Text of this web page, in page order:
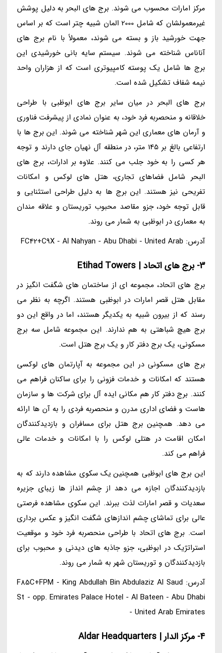
مرکز امارات محسوب می شوند. برج های البحر به دلیل پوشش
غیرمعمولشان که شامل 2000 المان شبیه چتر است که بر اساس
جهت خورشید باز و بسته می شوند، معمولاً با نام برج های
آناناس شناخته می شوند. سیستم سایه بانی خورشیدی این
برج ها شامل یک پوسته کامپیوتری است که از هزاران واحد
نیمه شفاف تشکیل شده است.
برج های البحر در میان سایر برج های ابوظبی با طراحی
خلاقانه و منحصربه فرد خود، به عنوان نمادی از پیشرفت فناوری
و آرمان های معماری این شهر شناخته می شوند. این برج ها با
ارتفاعی بالغ بر 145 متر، در منطقه آل نهیان جای دارند و توجه
هر کسی را به خود جلب می کنند. علاوه بر ادارات، برج های
البحر شامل فضاهای تجاری، هتل های لوکس و امکانات
تفریحی نیز هستند. این برج ها به دلیل طراحی استثنایی و
قابل توجه خود، جزو مقاصد محبوب توریستان و علاقه مندان
به معماری در ابوظبی به شمار می روند.
آدرس: FC42+C9X - Al Nahyan - Abu Dhabi - United Arab
3- برج های اتحاد | Etihad Towers
برج های اتحاد، مجموعه ای از ساختمان های شگفت انگیز در
مقابل هتل قصر امارات در ابوظبی هستند. اگرچه به نظر می
رسند که از بیرون شبیه به یکدیگر هستند، اما در واقع این دو
برج هیچ شباهتی به هم ندارند. این مجموعه شامل سه برج
مسکونی، یک برج دفتر کار و یک برج هتل است.
برج های مسکونی در این مجموعه به آپارتمان های لوکسی
هستند که امکانات و خدمات فزونی را برای ساکنان فراهم می
کنند. برج دفتر کار هم مکانی ایده آل برای شرکت ها و سازمان
هاست و فضای اداری مدرن و منحصربه فردی را به آن ها ارائه
می دهد. همچنین برج هتل برای مسافران و بازدیدکنندگان
امکان اقامت در هتلی لوکس را با امکانات و خدمات عالی
فراهم می کند.
این برج های ابوظبی همچنین یک سکوی مشاهده دارند که به
بازدیدکنندگان اجازه می دهد از چشم انداز ها زیبای جزیره
سعدیات و قصر امارات لذت ببرند. این سکوی مشاهده فرصتی
عالی برای تماشای چشم اندازهای شگفت انگیز و عکس برداری
است. برج های اتحاد با طراحی منحصربه فرد خود و موقعیت
استراتژیک در ابوظبی، جزو جاذبه های دیدنی و محبوب برای
بازدیدکنندگان و توریستان شهر به شمار می روند.
آدرس: F85C+FPM - King Abdullah Bin Abdulaziz Al Saud
St - opp. Emirates Palace Hotel - Al Bateen - Abu Dhabi
- United Arab Emirates
4- مرکز الدار | Aldar Headquarters